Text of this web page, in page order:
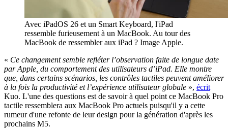
Avec iPadOS 26 et un Smart Keyboard, l'iPad
ressemble furieusement à un MacBook. Au tour des
MacBook de ressembler aux iPad ? Image Apple.
« Ce changement semble refléter l’observation faite de longue date
par Apple, du comportement des utilisateurs d’iPad. Elle montre
que, dans certains scénarios, les contrôles tactiles peuvent améliorer
à la fois la productivité et l’expérience utilisateur globale », écrit
Kuo. L'une des questions est de savoir à quel point ce MacBook Pro
tactile ressemblera aux MacBook Pro actuels puisqu'il y a cette
rumeur d'une refonte de leur design pour la génération d'après les
prochains M5.